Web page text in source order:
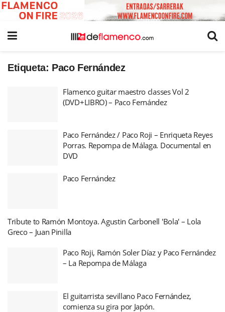
Etiqueta: Paco Fernández
Flamenco guitar maestro classes Vol 2
(DVD+LIBRO) – Paco Fernández
Paco Fernández / Paco Roji – Enriqueta Reyes
Porras. Repompa de Málaga. Documental en
DVD
Paco Fernández
Tribute to Ramón Montoya. Agustin Carbonell 'Bola' – Lola
Greco – Juan Pinilla
Paco Roji, Ramón Soler Díaz y Paco Fernández
– La Repompa de Málaga
El guitarrista sevillano Paco Fernández,
comienza su gira por Japón.